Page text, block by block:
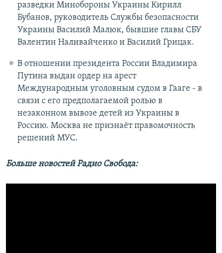
разведки Минобороны Украины Кирилл
Бубанов, руководитель Службы безопасности
Украины Василий Малюк, бывшие главы СБУ
Валентин Наливайченко и Василий Грицак.
В отношении президента России Владимира
Путина выдан ордер на арест
Международным уголовным судом в Гааге - в
связи с его предполагаемой ролью в
незаконном вывозе детей из Украины в
Россию. Москва не признаёт правомочность
решений МУС.
Больше новостей Радио Свобода: